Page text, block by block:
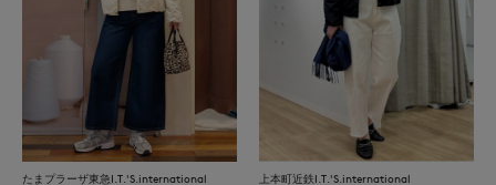
たまプラーザ東急I.T.'S.international 上本町近鉄I.T.'S.international